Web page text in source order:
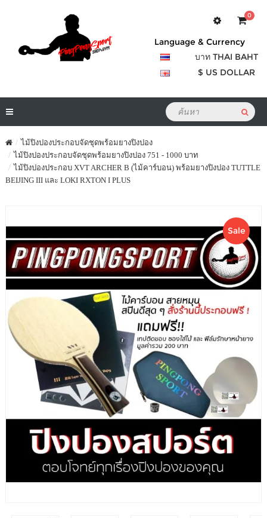
0
Language & Currency
บาท THAI BAHT
$ US DOLLAR
ไม้ปิงปองประกอบจัดชุดพร้อมยางปิงปอง
ไม้ปิงปองประกอบจัดชุดพร้อมยางปิงปอง 751 - 1000 บาท
ไม้ปิงปองประกอบ XVT ARCHER B (ไม้คาร์บอน) พร้อมยางปิงปอง TUTTLE
BEIJING III และ LOKI RXTON I PLUS
Sale